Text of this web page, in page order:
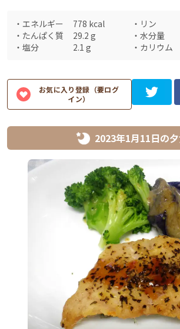
・ エネルギー 778 kcal ・ リン
・ たんぱく質 29.2 g ・ 水分量
・ 塩分 2.1 g ・ カリウム
お気に入り登録（要ログ
イン）
2023年1月11日の